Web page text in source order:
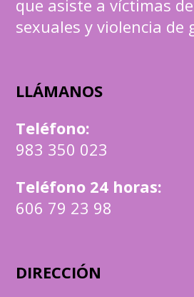
que asiste a víctimas
sexuales y violencia de
LLÁMANOS
Teléfono:
983 350 023
Teléfono 24 horas:
606 79 23 98
DIRECCIÓN